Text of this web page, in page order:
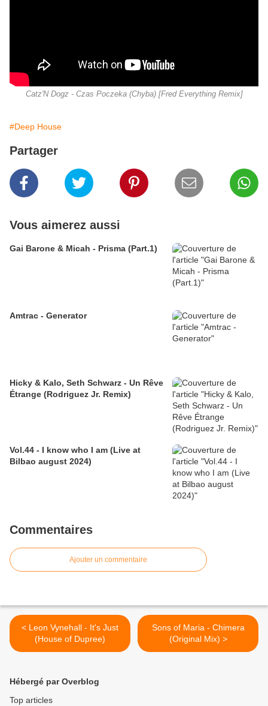
Catz'N Dogz - Czas Poczeka (Chyba) [Fred Everything Remix]
#Deep House
Partager
Vous aimerez aussi
Gai Barone & Micah - Prisma (Part.1)
Amtrac - Generator
Hicky & Kalo, Seth Schwarz - Un Rêve
Étrange (Rodriguez Jr. Remix)
Vol.44 - I know who I am (Live at
Bilbao august 2024)
Commentaires
Ajouter un commentaire
< Leon Vynehall - It's Just
(House of Dupree)
Sons of Maria - Chimera
(Original Mix) >
Hébergé par Overblog
Top articles